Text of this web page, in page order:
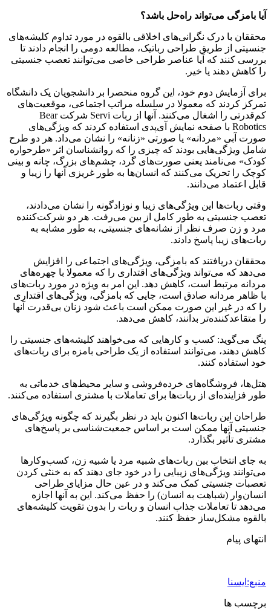
آیا بامزگی می‌تواند راه‌حل باشد؟
محققان با درک نگرانی‌های اخلاقی بالقوه در مورد تداوم کلیشه‌های
جنسیتی از طریق طراحی رباتیک، مطالعه دومی را انجام دادند تا
بررسی کنند که آیا عناصر طراحی خاصی می‌توانند تعصب جنسیتی
را کاهش دهند یا خیر.
برای آزمایش دوم خود، این گروه منحصرا بر دانشجویان یک دانشگاه
تمرکز کردند که معمولا در سلسله مراتب اجتماعی، موقعیت‌های
کم‌قدرتی را اشغال می‌کنند. آنها از ربات Servi شرکت Bear
Robotics با صفحه نمایش آی‌پدی استفاده کردند که ویژگی‌های
صورت آبی «مردانه» یا صورتی «زنانه» را نشان می‌داد. هر دو طرح
شامل ویژگی‌هایی بودند که چیزی را که روانشناسان اثر «طرحواره
کودک» می‌نامند یعنی صورت‌های گرد، چشم‌های بزرگ، چانه و بینی
کوچک را تحریک می‌کنند که انسان‌ها به طور غریزی آنها را زیبا و
قابل اعتماد می‌دانند.
وقتی ربات‌ها این ویژگی‌های زیبا و نوزادگونه را نشان می‌دادند،
تعصب جنسیتی به طور کامل از بین می‌رفت. هر دو شرکت‌کننده
مرد و زن صرف نظر از نشانه‌های جنسیتی، به طور مشابه به
ربات‌های زیبا پاسخ دادند.
محققان دریافتند که بامزگی، ویژگی‌های اجتماعی را افزایش
می‌دهد که می‌تواند ویژگی‌های اقتداری را که معمولا با چهره‌های
مردانه مرتبط است، کاهش دهد. این امر به ویژه در مورد ربات‌های
با ظاهر مردانه صادق است، جایی که بامزگی، ویژگی‌های اقتداری
را که در غیر این صورت ممکن است باعث شود زنان بی‌قدرت آنها
را متقاعدکننده‌تر بدانند، کاهش می‌دهد.
پنگ می‌گوید: کسب و کارهایی که می‌خواهند کلیشه‌های جنسیتی را
کاهش دهند، می‌توانند استفاده از یک طراحی بامزه برای ربات‌های
خود استفاده کنند.
هتل‌ها، فروشگاه‌های خرده‌فروشی و سایر محیط‌های خدماتی به
طور فزاینده‌ای از ربات‌ها برای تعاملات با مشتری استفاده می‌کنند.
طراحان این ربات‌ها اکنون باید در نظر بگیرند که چگونه ویژگی‌های
جنسیتی آنها ممکن است بر اساس جمعیت‌شناسی بر پاسخ‌های
مشتری تأثیر بگذارد.
به جای انتخاب بین ربات‌های شبیه مرد یا شبیه زن، کسب‌وکارها
می‌توانند ویژگی‌های زیبایی را در خود جای دهند که به خنثی کردن
تعصبات جنسیتی کمک می‌کند و در عین حال مزایای طراحی
انسان‌وار (شباهت به انسان) را حفظ می‌کند. این به آنها اجازه
می‌دهد تا تعاملات جذاب انسان و ربات را بدون تقویت کلیشه‌های
بالقوه مشکل‌ساز حفظ کنند.
انتهای پیام
منبع:ایسنا
برچسب ها